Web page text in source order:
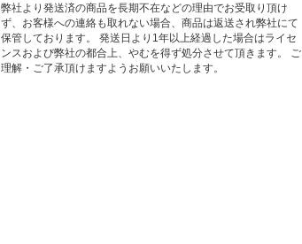
弊社より発送済の商品を長期不在などの理由でお受取り頂け
ず、お客様への連絡も取れない場合、商品は返送され弊社にて
保管しております。 発送日より1年以上経過した場合はライセ
ンスおよび弊社の都合上、やむを得ず処分させて頂きます。 ご
理解・ご了承頂けますようお願いいたします。